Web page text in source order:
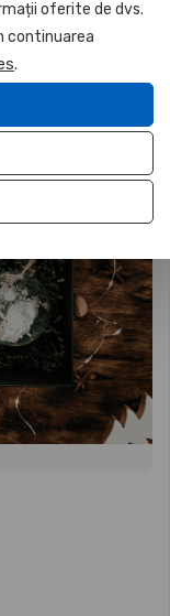
oferite de dvs.
continuarea
.